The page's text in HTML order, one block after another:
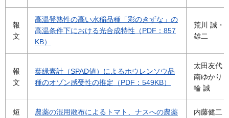
報
文
高温登熟性の高い水稲品種「彩のきずな」の
高温条件下における光合成特性（PDF：857
KB）
荒川 誠・
雄二
報
文
葉緑素計（SPAD値）によるホウレンソウ品
種のオゾン感受性の推定（PDF：549KB）
太田友代
南ゆかり
輪 誠
短
農薬の混用散布によるトマト、ナスへの農薬
内藤健二